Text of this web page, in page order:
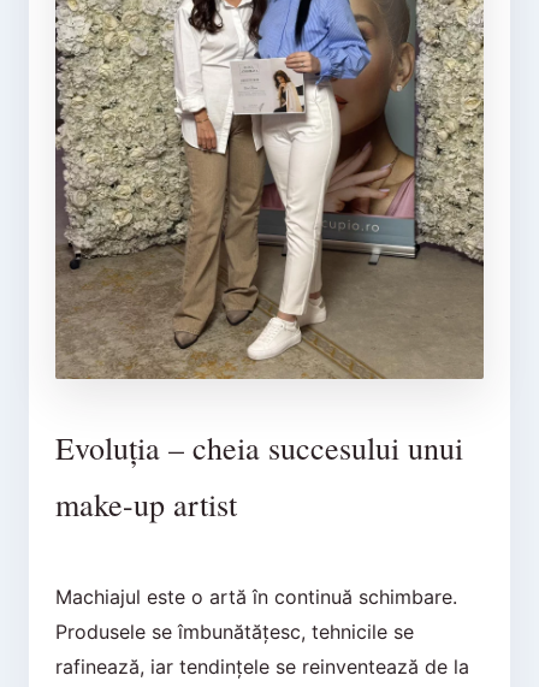
Evoluția – cheia succesului unui
make-up artist
Machiajul este o artă în continuă schimbare.
Produsele se îmbunătățesc, tehnicile se
rafinează, iar tendințele se reinventează de la